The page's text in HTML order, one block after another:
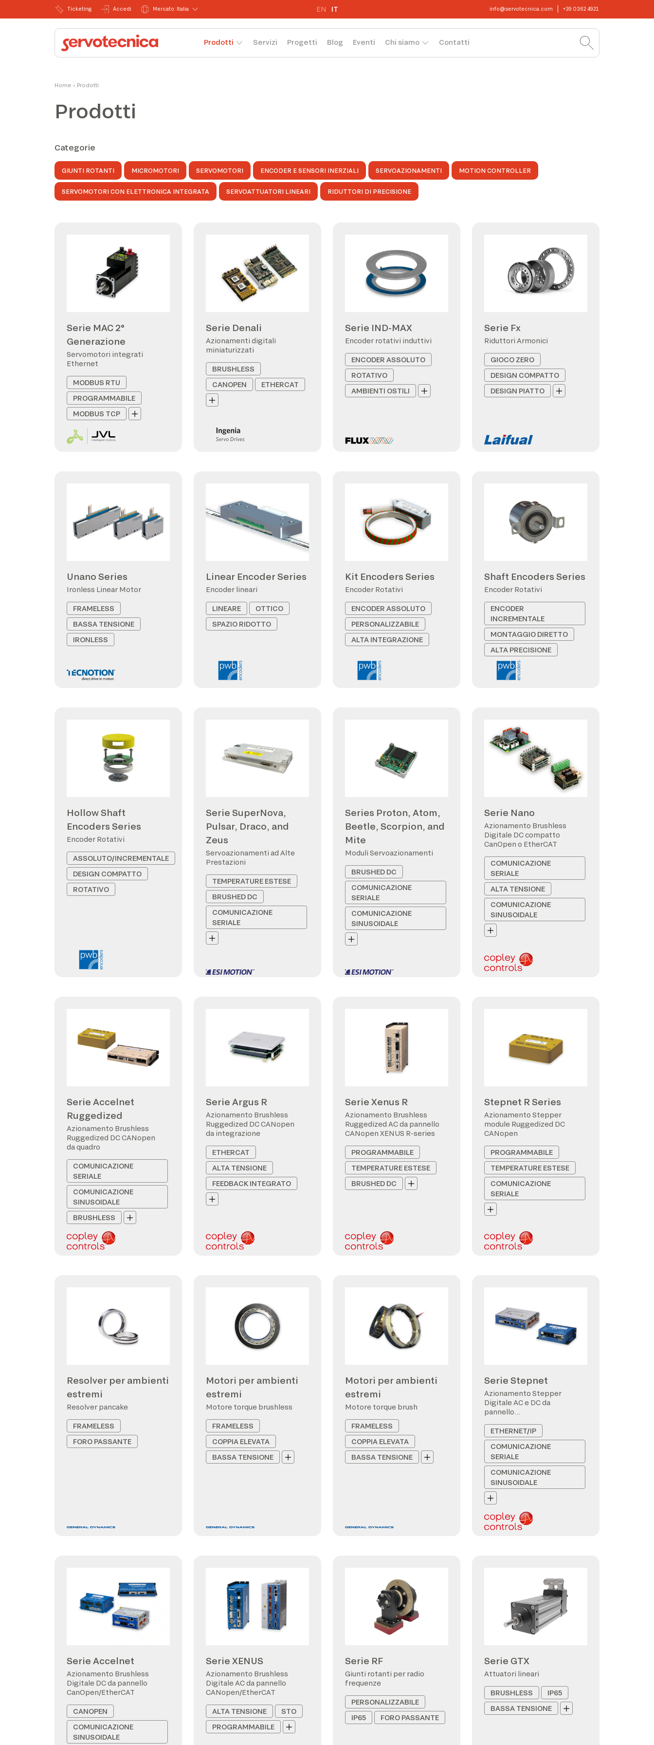
Ticketing Accedi Mercato: Italia EN IT info@servotecnica.com +39 0362 4921
Prodotti Servizi Progetti Blog Eventi Chi siamo Contatti
Home › Prodotti
Prodotti
Categorie
GIUNTI ROTANTI MICROMOTORI SERVOMOTORI ENCODER E SENSORI INERZIALI SERVOAZIONAMENTI MOTION CONTROLLER
SERVOMOTORI CON ELETTRONICA INTEGRATA SERVOATTUATORI LINEARI RIDUTTORI DI PRECISIONE
Serie MAC 2°
Generazione
Servomotori integrati
Ethernet
MODBUS RTU
PROGRAMMABILE
MODBUS TCP
Serie Denali
Azionamenti digitali
miniaturizzati
BRUSHLESS
CANOPEN
ETHERCAT
Serie IND-MAX
Encoder rotativi induttivi
ENCODER ASSOLUTO
ROTATIVO
AMBIENTI OSTILI
Serie Fx
Riduttori Armonici
GIOCO ZERO
DESIGN COMPATTO
DESIGN PIATTO
Unano Series
Ironless Linear Motor
FRAMELESS
BASSA TENSIONE
IRONLESS
Linear Encoder Series
Encoder lineari
LINEARE
OTTICO
SPAZIO RIDOTTO
Kit Encoders Series
Encoder Rotativi
ENCODER ASSOLUTO
PERSONALIZZABILE
ALTA INTEGRAZIONE
Shaft Encoders Series
Encoder Rotativi
ENCODER
INCREMENTALE
MONTAGGIO DIRETTO
ALTA PRECISIONE
Hollow Shaft
Encoders Series
Encoder Rotativi
ASSOLUTO/INCREMENTALE
DESIGN COMPATTO
ROTATIVO
Serie SuperNova,
Pulsar, Draco, and
Zeus
Servoazionamenti ad Alte
Prestazioni
TEMPERATURE ESTESE
BRUSHED DC
COMUNICAZIONE
SERIALE
Series Proton, Atom,
Beetle, Scorpion, and
Mite
Moduli Servoazionamenti
BRUSHED DC
COMUNICAZIONE
SERIALE
COMUNICAZIONE
SINUSOIDALE
Serie Nano
Azionamento Brushless
Digitale DC compatto
CanOpen o EtherCAT
COMUNICAZIONE
SERIALE
ALTA TENSIONE
COMUNICAZIONE
SINUSOIDALE
Serie Accelnet
Ruggedized
Azionamento Brushless
Ruggedized DC CANopen
da quadro
COMUNICAZIONE
SERIALE
COMUNICAZIONE
SINUSOIDALE
BRUSHLESS
Serie Argus R
Azionamento Brushless
Ruggedized DC CANopen
da integrazione
ETHERCAT
ALTA TENSIONE
FEEDBACK INTEGRATO
Serie Xenus R
Azionamento Brushless
Ruggedized AC da pannello
CANopen XENUS R-series
PROGRAMMABILE
TEMPERATURE ESTESE
BRUSHED DC
Stepnet R Series
Azionamento Stepper
module Ruggedized DC
CANopen
PROGRAMMABILE
TEMPERATURE ESTESE
COMUNICAZIONE
SERIALE
Resolver per ambienti
estremi
Resolver pancake
FRAMELESS
FORO PASSANTE
Motori per ambienti
estremi
Motore torque brushless
FRAMELESS
COPPIA ELEVATA
BASSA TENSIONE
Motori per ambienti
estremi
Motore torque brush
FRAMELESS
COPPIA ELEVATA
BASSA TENSIONE
Serie Stepnet
Azionamento Stepper
Digitale AC e DC da
pannello
ETHERNET/IP
COMUNICAZIONE
SERIALE
COMUNICAZIONE
SINUSOIDALE
Serie Accelnet
Azionamento Brushless
Digitale DC da pannello
CanOpen/EtherCAT
CANOPEN
COMUNICAZIONE
SINUSOIDALE
Serie XENUS
Azionamento Brushless
Digitale AC da pannello
CANopen/EtherCAT
ALTA TENSIONE
STO
PROGRAMMABILE
Serie RF
Giunti rotanti per radio
frequenze
PERSONALIZZABILE
IP65
FORO PASSANTE
Serie GTX
Attuatori lineari
BRUSHLESS
IP65
BASSA TENSIONE